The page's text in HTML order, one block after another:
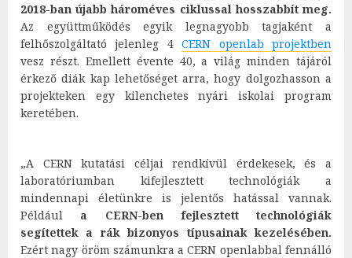
2018-ban újabb hároméves ciklussal hosszabbít meg.
Az együttműködés egyik legnagyobb tagjaként a
felhőszolgáltató jelenleg 4CERN openlab projektben
vesz részt. Emellett évente 40, a világ minden tájáról
érkező diák kap lehetőséget arra, hogy dolgozhasson a
projekteken egy kilenchetes nyári iskolai program
keretében.
„A CERN kutatási céljai rendkívül érdekesek, és a
laboratóriumban kifejlesztett technológiák a
mindennapi életünkre is jelentős hatással vannak.
Például a CERN-ben fejlesztett technológiák
segítettek a rák bizonyos típusainak kezelésében.
Ezért nagy öröm számunkra a CERN openlabbal fennálló